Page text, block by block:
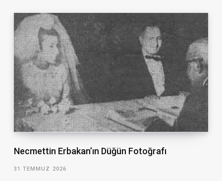
Necmettin Erbakan’ın Düğün Fotoğrafı
31 TEMMUZ 2026